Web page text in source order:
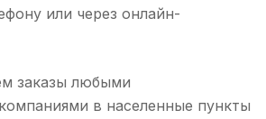
или через онлайн-
заказы любыми
в населенные пункты